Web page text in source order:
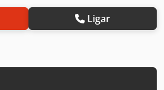
Ligar